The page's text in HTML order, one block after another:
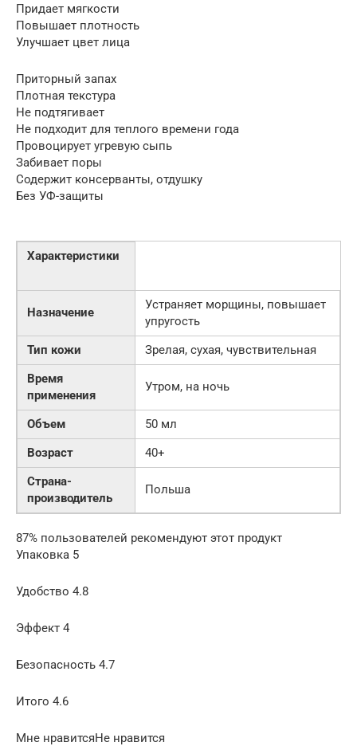
Придает мягкости
Повышает плотность
Улучшает цвет лица
Приторный запах
Плотная текстура
Не подтягивает
Не подходит для теплого времени года
Провоцирует угревую сыпь
Забивает поры
Содержит консерванты, отдушку
Без УФ-защиты
Характеристики
Назначение
Устраняет морщины, повышает
упругость
Тип кожи
Зрелая, сухая, чувствительная
Время
применения
Утром, на ночь
Объем
50 мл
Возраст
40+
Страна-
производитель
Польша
87% пользователей рекомендуют этот продукт
Упаковка 5
Удобство 4.8
Эффект 4
Безопасность 4.7
Итого 4.6
Мне нравитсяНе нравится